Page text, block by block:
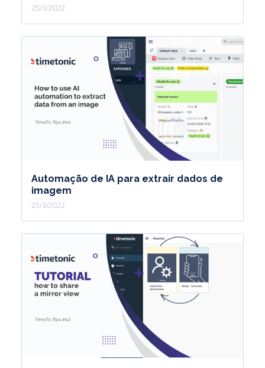
25/3/2022
Automação de IA para extrair dados de
imagem
25/3/2022